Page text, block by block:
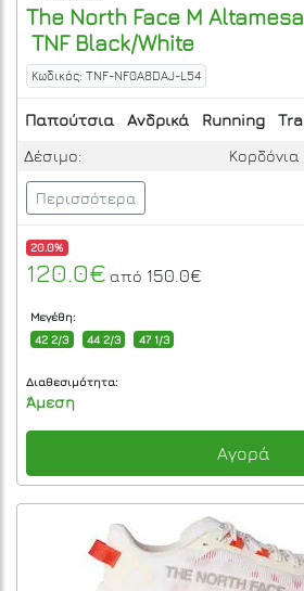
The North Face M
TNF Black/White
Κωδικός: TNF-NF0A8DAJ-L54
Παπούτσια Ανδρικά Running
Δέσιμο:
Κορδόνια
Περισσότερα
20.0%
120.0€ από 150.0€
Μεγέθη:
42 2/3
44 2/3 47 1/3
Διαθεσιμότητα:
Άμεση
Αγορά